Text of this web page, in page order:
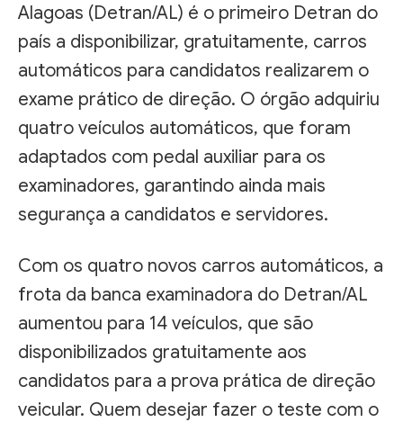
Alagoas (Detran/AL) é o primeiro Detran do
país a disponibilizar, gratuitamente, carros
automáticos para candidatos realizarem o
exame prático de direção. O órgão adquiriu
quatro veículos automáticos, que foram
adaptados com pedal auxiliar para os
examinadores, garantindo ainda mais
segurança a candidatos e servidores.
Com os quatro novos carros automáticos, a
frota da banca examinadora do Detran/AL
aumentou para 14 veículos, que são
disponibilizados gratuitamente aos
candidatos para a prova prática de direção
veicular. Quem desejar fazer o teste com o